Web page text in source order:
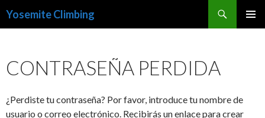
Yosemite Climbing
CONTRASEÑA PERDIDA
¿Perdiste tu contraseña? Por favor, introduce tu nombre de
usuario o correo electrónico. Recibirás un enlace para crear